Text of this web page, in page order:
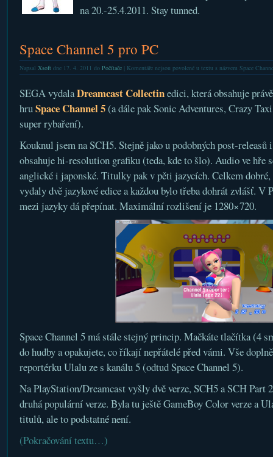
na 20.-25.4.2011. Stay tunned.
Space Channel 5 pro PC
Napsal Xsoftdne 17. 4. 2011 do Počítače| Komentáře nejsou povolenéu textu s názvem Space
SEGA vydalaDreamcast Collectinedici, která obsahuje
hruSpace Channel 5(a dále pak Sonic Adventures, Crazy
super rybaření).
Kouknul jsem na SCH5. Stejně jako u podobných post-releasů
obsahuje hi-resolution grafiku (teda, kde to šlo). Audio ve hře
anglické i japonské. Titulky pak v pěti jazycích. Celkem dobré,
vydaly dvě jazykové edice a každou bylo třeba dohrát zvlášť. V
mezi jazyky dá přepínat. Maximální rozlišení je 1280×720.
Space Channel 5 má stále stejný princip. Mačkáte tlačítka (4
do hudby a opakujete, co říkají nepřátelé před vámi. Vše
reportérku Ulalu ze s kanálu 5 (odtud Space Channel 5).
Na PlayStation/Dreamcast vyšly dvě verze, SCH5 a SCH Part
druhá populární verze. Byla tu ještě GameBoy Color verze a
titulů, ale to podstatné není.
(Pokračování textu…)